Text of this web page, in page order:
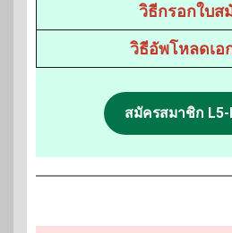
วิธีกรอกใบส
วิธีอัพโหลดเอ
สมัครสมาชิก